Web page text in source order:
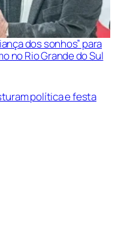
dos sonhos” para
no Rio Grande do Sul
política e festa